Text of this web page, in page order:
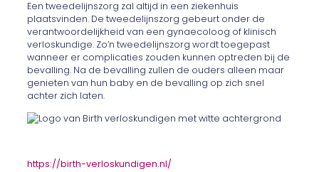
Een tweedelijnszorg zal altijd in een ziekenhuis
plaatsvinden. De tweedelijnszorg gebeurt onder de
verantwoordelijkheid van een gynaecoloog of klinisch
verloskundige. Zo’n tweedelijnszorg wordt toegepast
wanneer er complicaties zouden kunnen optreden bij de
bevalling. Na de bevalling zullen de ouders alleen maar
genieten van hun baby en de bevalling op zich snel
achter zich laten.
https://birth-verloskundigen.nl/